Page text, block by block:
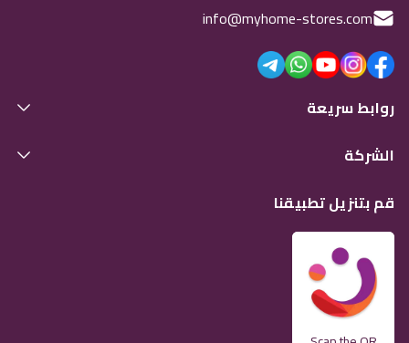
info@myhome-stores.com
روابط سريعة
الشركة
قم بتنزيل تطبيقنا